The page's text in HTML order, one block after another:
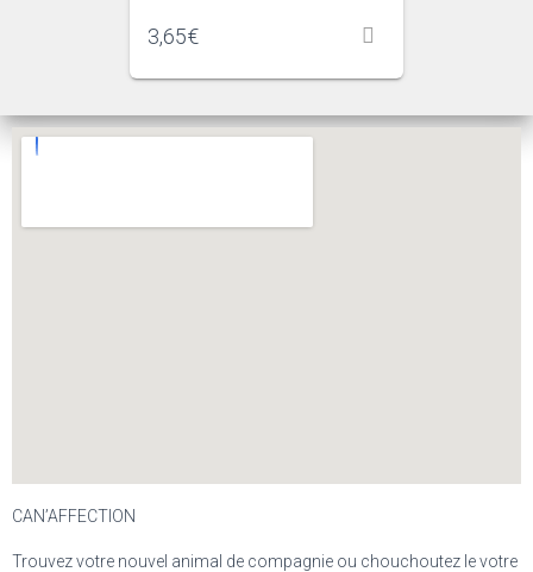
3,65€
CAN’AFFECTION
Trouvez votre nouvel animal de compagnie ou chouchoutez le votre